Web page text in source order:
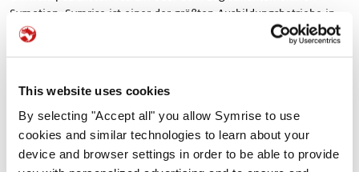
This website uses cookies
By selecting "Accept all" you allow Symrise to use
cookies and similar technologies to learn about your
device and browser settings in order to be able to provide
Symotion. Symrise ist einer der größten Ausbildungsbetriebe in
der Region.
Stellenwert für uns“, sagt Petra Brychcy, Ausbildungsleiterin bei
Fachleuten für unsere speziellen Bedarfe aus und sichern das
Wachstum von Symrise in der Region.” Die Ausbildung bei
Symrise vermittelt sowohl fachliche Fertigkeiten als auch Werte,